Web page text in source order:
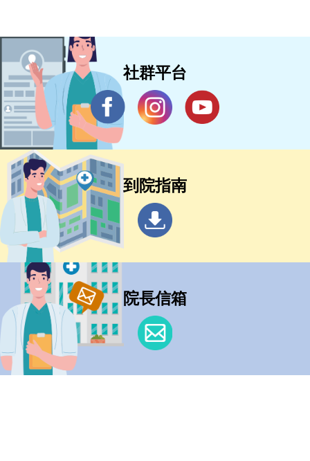
社群平台
到院指南
院長信箱